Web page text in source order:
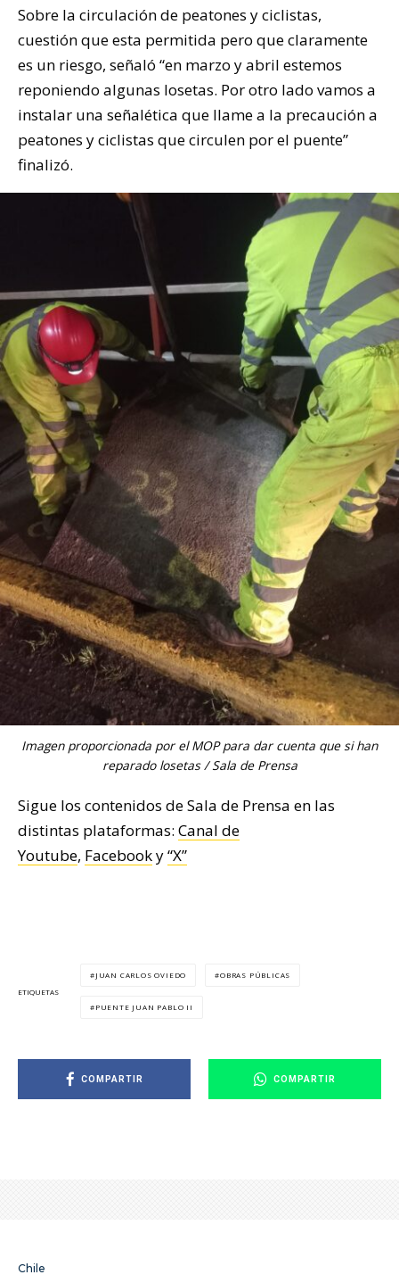
Sobre la circulación de peatones y ciclistas,
cuestión que esta permitida pero que claramente
es un riesgo, señaló “en marzo y abril estemos
reponiendo algunas losetas. Por otro lado vamos a
instalar una señalética que llame a la precaución a
peatones y ciclistas que circulen por el puente”
finalizó.
Imagen proporcionada por el MOP para dar cuenta que si han
reparado losetas / Sala de Prensa
Sigue los contenidos de Sala de Prensa en las
distintas plataformas: Canal de
Youtube, Facebooky“X”
ETIQUETAS
JUAN CARLOS OVIEDO OBRAS PÚBLICAS
PUENTE JUAN PABLO II
COMPARTIR COMPARTIR
Chile